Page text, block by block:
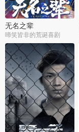
无名之辈
啼笑皆非的荒诞喜剧